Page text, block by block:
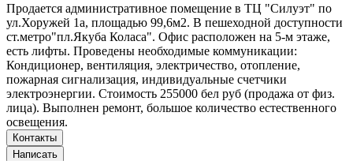
Продается административное помещение в ТЦ "Силуэт" по
ул.Хоружей 1а, площадью 99,6м2. В пешеходной доступности
ст.метро"пл.Якуба Коласа". Офис расположен на 5-м этаже,
есть лифты. Проведены необходимые коммуникации:
Кондиционер, вентиляция, электричество, отопление,
пожарная сигнализация, индивидуальные счетчики
электроэнергии. Стоимость 255000 бел руб (продажа от физ.
лица). Выполнен ремонт, большое количество естественного
освещения.
Контакты
Написать